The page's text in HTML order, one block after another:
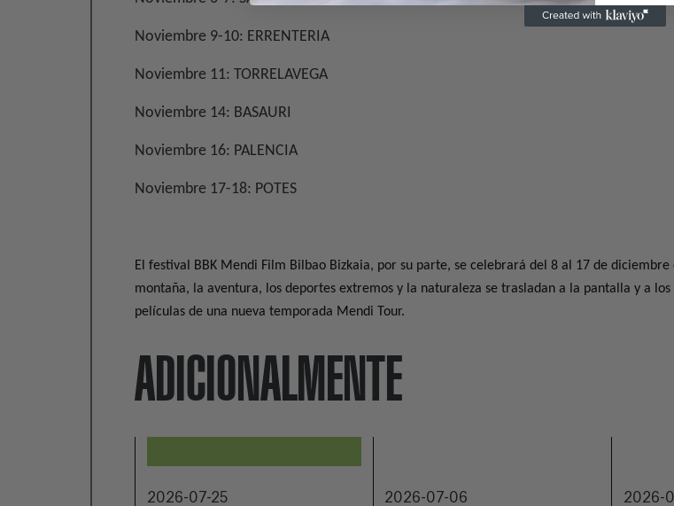
Noviembre 9-10: ERRENTERIA
Noviembre 11: TORRELAVEGA
Noviembre 14: BASAURI
Noviembre 16: PALENCIA
Noviembre 17-18: POTES
El festival BBK Mendi Film Bilbao Bizkaia, por su parte, se celebrará del 8 al 17 de
montaña, la aventura, los deportes extremos y la naturaleza se trasladan a la pantalla y a
películas de una nueva temporada Mendi Tour.
ADICIONALMENTE
2026-07-25 2026-07-06 2026-